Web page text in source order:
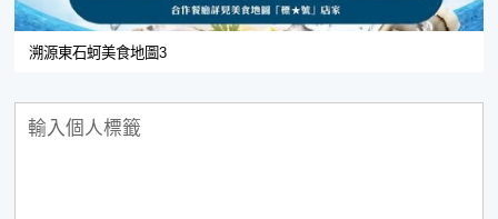
溯源東石蚵美食地圖3